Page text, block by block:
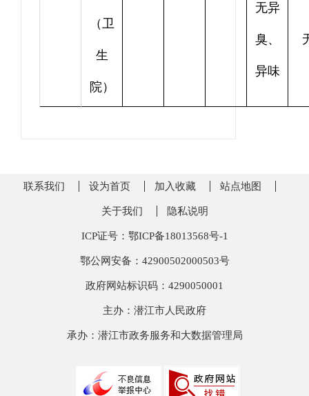
（卫
生
院）
无异
臭、
异味
联系我们 设为首页 加入收藏 站点地图
关于我们 隐私说明
ICP证号：鄂ICP备18013568号-1
鄂公网安备：42900502000503号
政府网站标识码：4290050001
主办：潜江市人民政府
承办：潜江市政务服务和大数据管理局